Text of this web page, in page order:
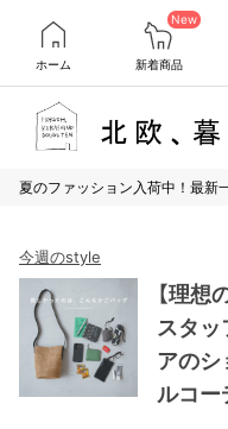
ホーム
New
新着商品
夏のファッション入荷中！最新
今週のstyle
【理想
スタッ
アのシ
ルコー